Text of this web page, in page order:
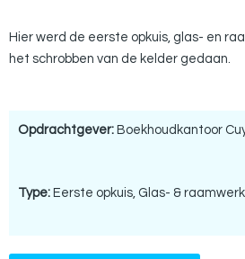
Hier werd de eerste opkuis, glas- en
het schrobben van de kelder gedaan.
Opdrachtgever: Boekhoudkantoor
Type: Eerste opkuis Glas- & raamwerk